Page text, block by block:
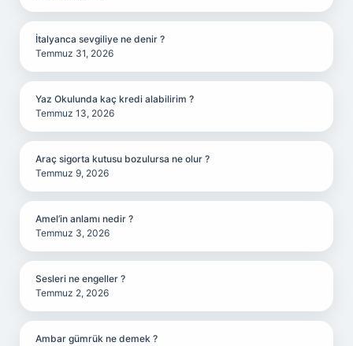
İtalyanca sevgiliye ne denir ?
Temmuz 31, 2026
Yaz Okulunda kaç kredi alabilirim ?
Temmuz 13, 2026
Araç sigorta kutusu bozulursa ne olur ?
Temmuz 9, 2026
Amel’in anlamı nedir ?
Temmuz 3, 2026
Sesleri ne engeller ?
Temmuz 2, 2026
Ambar gümrük ne demek ?